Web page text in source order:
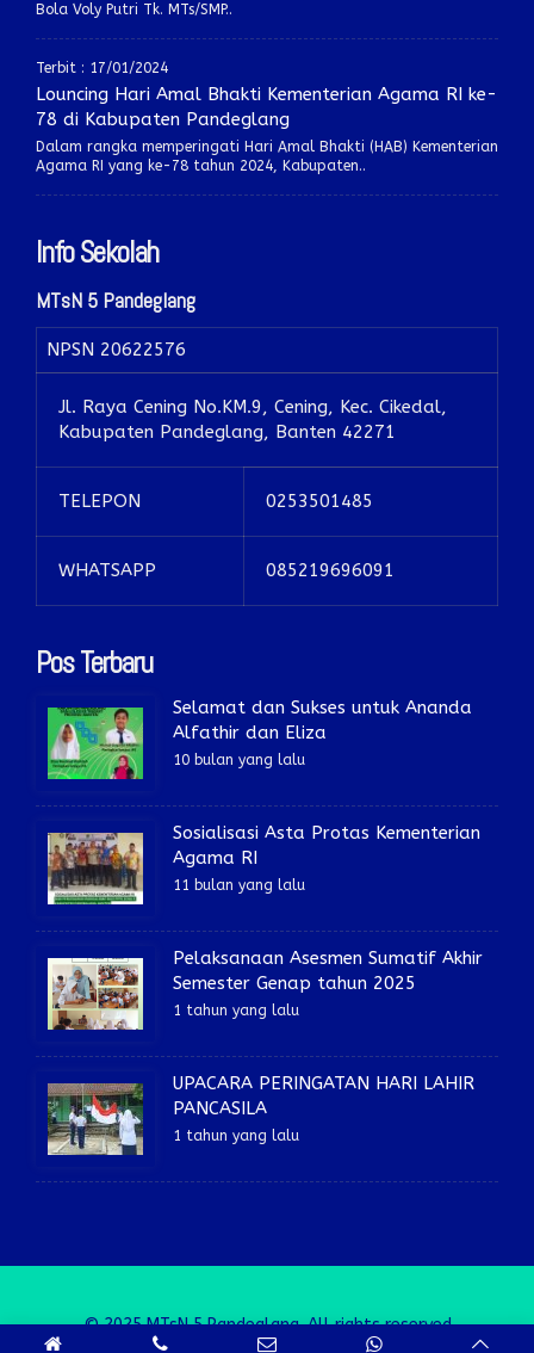
Bola Voly Putri Tk. MTs/SMP..
Terbit : 17/01/2024
Louncing Hari Amal Bhakti Kementerian Agama RI ke-
78 di Kabupaten Pandeglang
Dalam rangka memperingati Hari Amal Bhakti (HAB) Kementerian
Agama RI yang ke-78 tahun 2024, Kabupaten..
Info Sekolah
MTsN 5 Pandeglang
NPSN 20622576
Jl. Raya Cening No.KM.9, Cening, Kec. Cikedal,
Kabupaten Pandeglang, Banten 42271
TELEPON 0253501485
WHATSAPP 085219696091
Pos Terbaru
Selamat dan Sukses untuk Ananda
Alfathir dan Eliza
10 bulan yang lalu
Sosialisasi Asta Protas Kementerian
Agama RI
11 bulan yang lalu
Pelaksanaan Asesmen Sumatif Akhir
Semester Genap tahun 2025
1 tahun yang lalu
UPACARA PERINGATAN HARI LAHIR
PANCASILA
1 tahun yang lalu
© 2025 MTsN 5 Pandeglang. All rights reserved